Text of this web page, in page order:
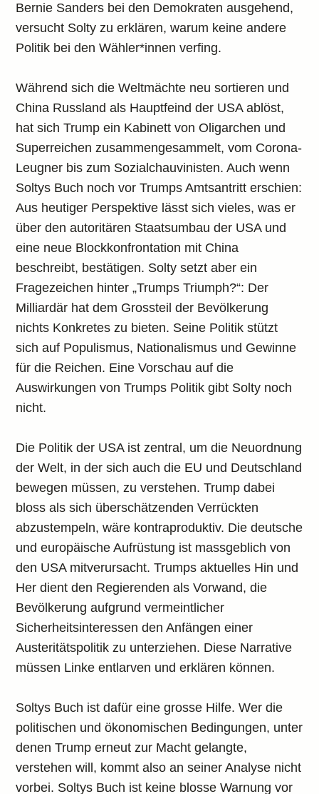
Bernie Sanders bei den Demokraten ausgehend,
versucht Solty zu erklären, warum keine andere
Politik bei den Wähler*innen verfing.
Während sich die Weltmächte neu sortieren und
China Russland als Hauptfeind der USA ablöst,
hat sich Trump ein Kabinett von Oligarchen und
Superreichen zusammengesammelt, vom Corona-
Leugner bis zum Sozialchauvinisten. Auch wenn
Soltys Buch noch vor Trumps Amtsantritt erschien:
Aus heutiger Perspektive lässt sich vieles, was er
über den autoritären Staatsumbau der USA und
eine neue Blockkonfrontation mit China
beschreibt, bestätigen. Solty setzt aber ein
Fragezeichen hinter „Trumps Triumph?“: Der
Milliardär hat dem Grossteil der Bevölkerung
nichts Konkretes zu bieten. Seine Politik stützt
sich auf Populismus, Nationalismus und Gewinne
für die Reichen. Eine Vorschau auf die
Auswirkungen von Trumps Politik gibt Solty noch
nicht.
Die Politik der USA ist zentral, um die Neuordnung
der Welt, in der sich auch die EU und Deutschland
bewegen müssen, zu verstehen. Trump dabei
bloss als sich überschätzenden Verrückten
abzustempeln, wäre kontraproduktiv. Die deutsche
und europäische Aufrüstung ist massgeblich von
den USA mitverursacht. Trumps aktuelles Hin und
Her dient den Regierenden als Vorwand, die
Bevölkerung aufgrund vermeintlicher
Sicherheitsinteressen den Anfängen einer
Austeritätspolitik zu unterziehen. Diese Narrative
müssen Linke entlarven und erklären können.
Soltys Buch ist dafür eine grosse Hilfe. Wer die
politischen und ökonomischen Bedingungen, unter
denen Trump erneut zur Macht gelangte,
verstehen will, kommt also an seiner Analyse nicht
vorbei. Soltys Buch ist keine blosse Warnung vor